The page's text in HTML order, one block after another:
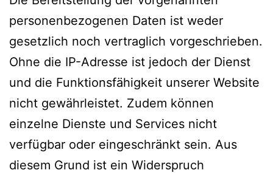
personenbezogenen Daten ist weder
gesetzlich noch vertraglich vorgeschrieben.
Ohne die IP-Adresse ist jedoch der Dienst
und die Funktionsfähigkeit unserer Website
nicht gewährleistet. Zudem können
einzelne Dienste und Services nicht
verfügbar oder eingeschränkt sein. Aus
diesem Grund ist ein Widerspruch